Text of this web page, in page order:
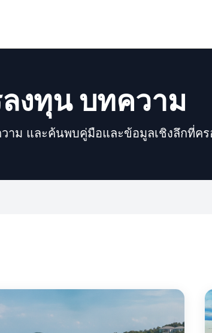
งทุน บทความ
าม และค้นพบคู่มือและข้อมูลเชิงลึกที่ค